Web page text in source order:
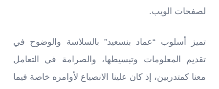
لصفحات الويب.
تميز أسلوب “عماد بنسعيد” بالسلاسة والوضوح في
تقديم المعلومات وتبسيطها، والصرامة في التعامل
معنا كمتدربين، إذ كان علينا الانصياع لأوامره خاصة فيما